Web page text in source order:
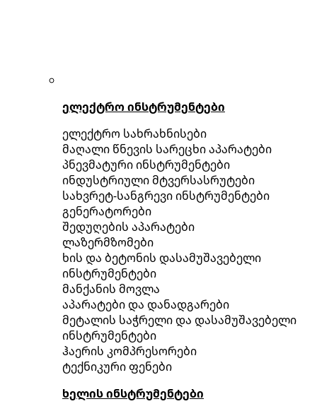
ელექტრო ინსტრუმენტები
ელექტრო სახრახნისები
მაღალი წნევის სარეცხი აპარატები
პნევმატური ინსტრუმენტები
ინდუსტრიული მტვერსასრუტები
სახვრეტ-სანგრევი ინსტრუმენტები
გენერატორები
შედუღების აპარატები
ლაზერმზომები
ხის და ბეტონის დასამუშავებელი
ინსტრუმენტები
მანქანის მოვლა
აპარატები და დანადგარები
მეტალის საჭრელი და დასამუშავებელი
ინსტრუმენტები
ჰაერის კომპრესორები
ტექნიკური ფენები
ხელის ინსტრუმენტები